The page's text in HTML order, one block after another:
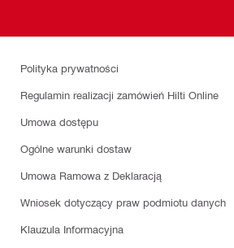
Polityka prywatności
Regulamin realizacji zamówień Hilti Online
Umowa dostępu
Ogólne warunki dostaw
Umowa Ramowa z Deklaracją
Wniosek dotyczący praw podmiotu danych
Klauzula Informacyjna